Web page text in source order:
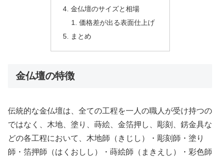
金仏壇のサイズと相場
価格差が出る表面仕上げ
まとめ
金仏壇の特徴
伝統的な金仏壇は、全ての工程を一人の職人が受け持つの
ではなく、木地、塗り、蒔絵、金箔押し、彫刻、錺金具な
どの各工程において、木地師（きじし）・彫刻師・塗り
師・箔押師（はくおしし）・蒔絵師（まきえし）・彩色師